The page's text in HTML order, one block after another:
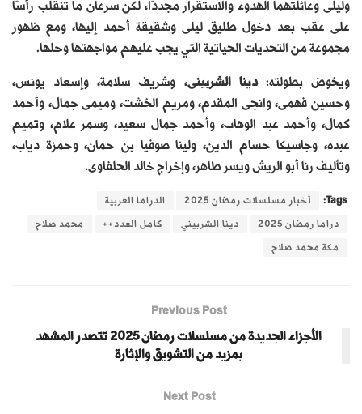
وليلى وعائلتهما الهدوء والاستقرار مجددًا، لكن سرعان ما تنقلب رأسًا
على عقب بعد دخول طليق ليلى وشقيقة أحمد إليها، ومع ظهور
مجموعة من التحديات الحياتية التي يجب عليهم مواجهتها وحلها.
ويخوض بطولته:دينا الشربينى، وشريف سلامة، وإسعاد يونس،
وحسين فهمى، وانجى المقدم، ومريم الخشت، وميمى جمال، وأحمد
كمال، وأحمد عبد الوهاب، وأحمد جمال سعيد، وسمر علام، وتميم
عبده، وجاسيكا حسام الدين، ولينا صوفيا بن حمان، وحمزة دياب،
وتأليف رنا أبو الريش ويسر طاهر، وإخراج خالد الحلفاوى.
Tags: أخبار مسلسلات رمضان 2025 الدراما العربية
دراما رمضان 2025 دينا الشربيني كامل العدد++‏ محمد صلاح
مكة محمد صلاح
Previous Post
الأجزاء الجديدة من مسلسلات رمضان 2025 تتصدر المشهد
بمزيد من التشويق والإثارة
Next Post